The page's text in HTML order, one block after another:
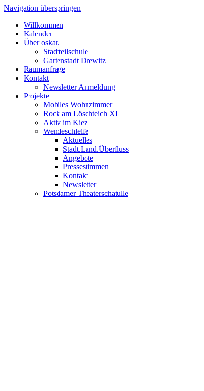
Navigation überspringen
Willkommen
Kalender
Über oskar.
Stadtteilschule
Gartenstadt Drewitz
Raumanfrage
Kontakt
Newsletter Anmeldung
Projekte
Mobiles Wohnzimmer
Rock am Löschteich XI
Aktiv im Kiez
Wendeschleife
Aktuelles
Stadt.Land.Überfluss
Angebote
Pressestimmen
Kontakt
Newsletter
Potsdamer Theaterschatulle